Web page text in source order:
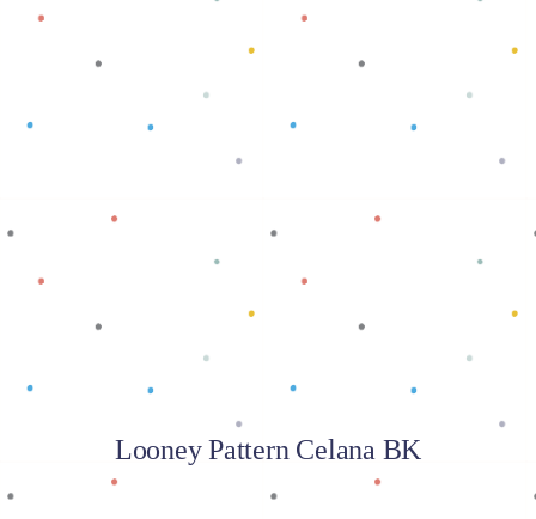
Baca selengkapnya
Looney Pattern Celana BK